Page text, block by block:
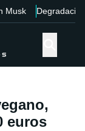
Musk Degradación
euros